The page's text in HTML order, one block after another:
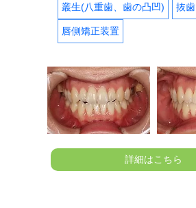
叢生(八重歯、歯の凸凹) 抜歯
唇側矯正装置
詳細はこちら